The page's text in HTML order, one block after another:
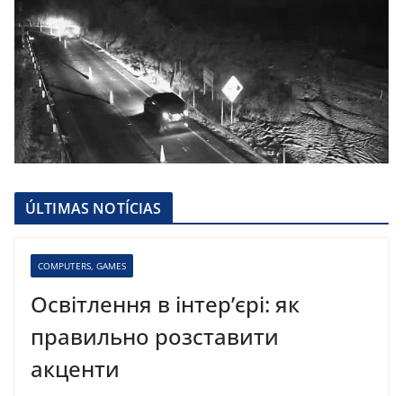
ÚLTIMAS NOTÍCIAS
COMPUTERS, GAMES
Освітлення в інтер’єрі: як
правильно розставити
акценти